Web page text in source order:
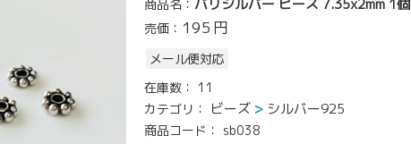
商品名： バリシルバー ビーズ 7.35x2mm 1個
売価： 195 円
メール便対応
在庫数： 11
カテゴリ：
ビーズ シルバー925
商品コード： sb038